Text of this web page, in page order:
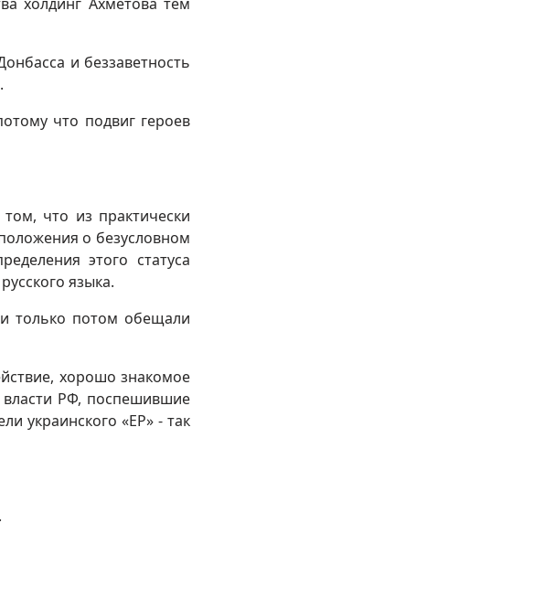
и беззаветность
что подвиг героев
что из практически
о безусловном
этого статуса
языка.
только потом обещали
хорошо знакомое
власти РФ, поспешившие
украинского «ЕР» - так